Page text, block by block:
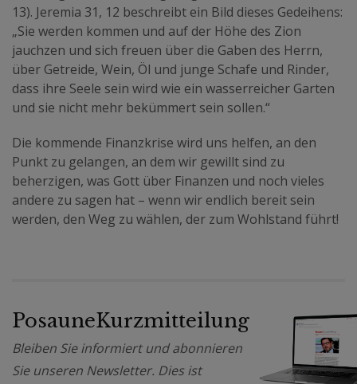
13). Jeremia 31, 12 beschreibt ein Bild dieses Gedeihens:
„Sie werden kommen und auf der Höhe des Zion
jauchzen und sich freuen über die Gaben des Herrn,
über Getreide, Wein, Öl und junge Schafe und Rinder,
dass ihre Seele sein wird wie ein wasserreicher Garten
und sie nicht mehr bekümmert sein sollen.“
Die kommende Finanzkrise wird uns helfen, an den
Punkt zu gelangen, an dem wir gewillt sind zu
beherzigen, was Gott über Finanzen und noch vieles
andere zu sagen hat – wenn wir endlich bereit sein
werden, den Weg zu wählen, der zum Wohlstand führt!
PosauneKurzmitteilung
Bleiben Sie informiert und abonnieren
Sie unseren Newsletter. Dies ist